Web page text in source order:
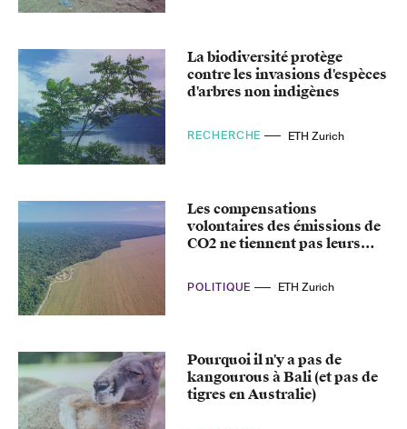
La biodiversité protège
contre les invasions d'espèces
d'arbres non indigènes
RECHERCHE ETH Zurich
Les compensations
volontaires des émissions de
CO2 ne tiennent pas leurs
POLITIQUE ETH Zurich
Pourquoi il n'y a pas de
kangourous à Bali (et pas de
tigres en Australie)